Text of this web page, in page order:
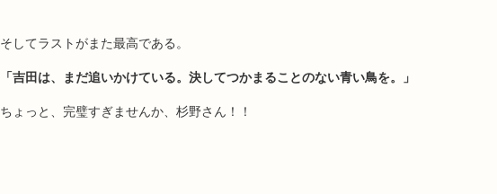
そしてラストがまた最高である。
「吉田は、まだ追いかけている。決してつかまることのない青い鳥を。」
ちょっと、完璧すぎませんか、杉野さん！！